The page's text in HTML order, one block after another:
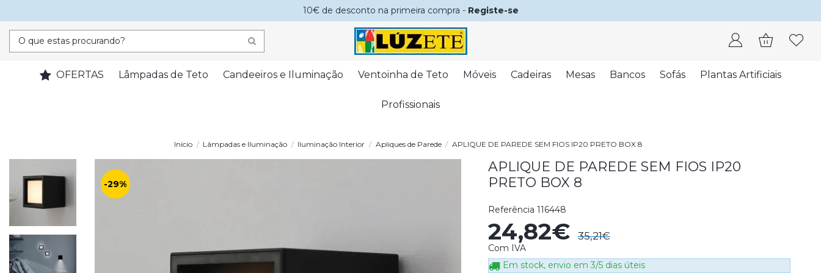
10€ de desconto na primeira compra - Registe-se
OFERTAS Lâmpadas de Teto Candeeiros e Iluminação Ventoinha de Teto Móveis Cadeiras Mesas Bancos Sofás Plantas Artificiais
Profissionais
Início Lâmpadas e Iluminação Iluminação Interior Apliques de Parede APLIQUE DE PAREDE SEM FIOS IP20 PRETO BOX 8
-29%
APLIQUE DE PAREDE SEM FIOS IP20
PRETO BOX 8
Referência 116448
24,82€ 35,21€
Com IVA
Em stock, envio em 3/5 dias úteis